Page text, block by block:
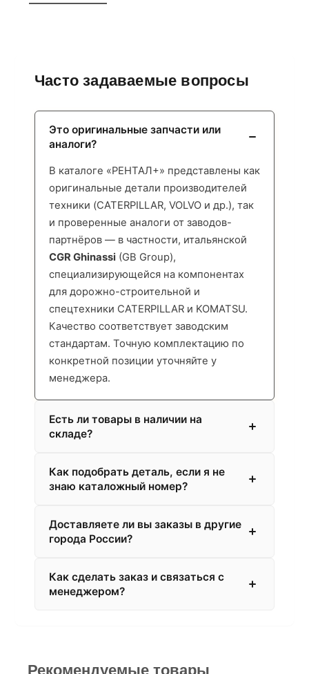
Часто задаваемые вопросы
Это оригинальные запчасти или
аналоги?
В каталоге «РЕНТАЛ+» представлены как
оригинальные детали производителей
техники (CATERPILLAR, VOLVO и др.), так
и проверенные аналоги от заводов-
партнёров — в частности, итальянской
CGR Ghinassi (GB Group),
специализирующейся на компонентах
для дорожно-строительной и
спецтехники CATERPILLAR и KOMATSU.
Качество соответствует заводским
стандартам. Точную комплектацию по
конкретной позиции уточняйте у
менеджера.
Есть ли товары в наличии на
складе?
Как подобрать деталь, если я не
знаю каталожный номер?
Доставляете ли вы заказы в другие
города России?
Как сделать заказ и связаться с
менеджером?
Рекомендуемые товары